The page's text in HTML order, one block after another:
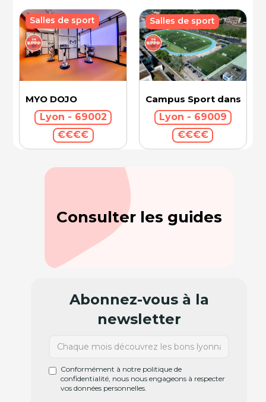
MYO DOJO
Lyon - 69002
€€€€
Salles de sport
Campus Sport dans la
Lyon - 69009
€€€€
Salles de sport
Consulter les guides
Abonnez-vous à la
newsletter
Conformément à notre politique de
confidentialité, nous nous engageons à respecter
vos données personnelles.